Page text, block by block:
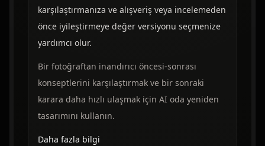
karşılaştırmanıza ve alışveriş veya incelemeden
önce iyileştirmeye değer versiyonu seçmenize
yardımcı olur.
Bir fotoğraftan inandırıcı öncesi-sonrası
konseptlerini karşılaştırmak ve bir sonraki
karara daha hızlı ulaşmak için AI oda yeniden
tasarımını kullanın.
Daha fazla bilgi